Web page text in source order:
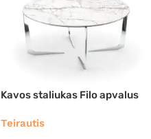
Kavos staliukas Filo apvalus
Teirautis